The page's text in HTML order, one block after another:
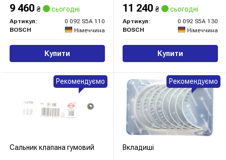
9 460 ₴ сьогодні
Артикул:
0 092 S5A 110
BOSCH
Німеччина
Купити
11 240 ₴ сьогодні
Артикул:
0 092 S5A 130
BOSCH
Німеччина
Купити
Сальник клапана гумовий
Рекомендуємо
Вкладиші
Рекомендуємо